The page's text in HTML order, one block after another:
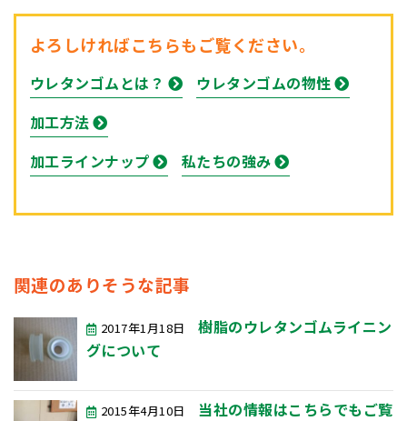
よろしければこちらもご覧ください。
ウレタンゴムとは？
ウレタンゴムの物性
加工方法
加工ラインナップ
私たちの強み
関連のありそうな記事
2017年1月18日
樹脂のウレタンゴムライニン
グについて
2015年4月10日
当社の情報はこちらでもご覧